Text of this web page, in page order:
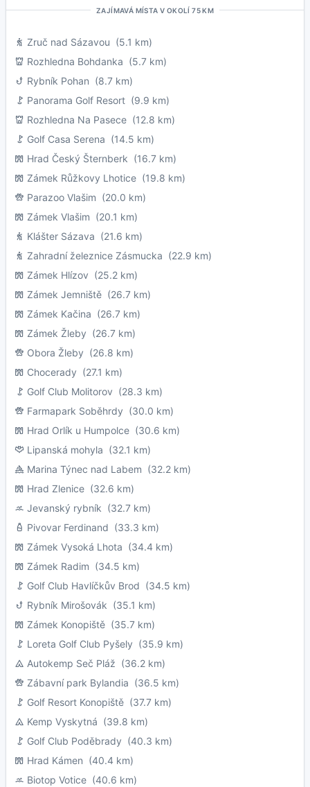
ZAJÍMAVÁ MÍSTA V OKOLÍ 75 KM
Zruč nad Sázavou (5.1 km)
Rozhledna Bohdanka (5.7 km)
Rybník Pohan (8.7 km)
Panorama Golf Resort (9.9 km)
Rozhledna Na Pasece (12.8 km)
Golf Casa Serena (14.5 km)
Hrad Český Šternberk (16.7 km)
Zámek Růžkovy Lhotice (19.8 km)
Parazoo Vlašim (20.0 km)
Zámek Vlašim (20.1 km)
Klášter Sázava (21.6 km)
Zahradní železnice Zásmucka (22.9 km)
Zámek Hlízov (25.2 km)
Zámek Jemniště (26.7 km)
Zámek Kačina (26.7 km)
Zámek Žleby (26.7 km)
Obora Žleby (26.8 km)
Chocerady (27.1 km)
Golf Club Molitorov (28.3 km)
Farmapark Soběhrdy (30.0 km)
Hrad Orlík u Humpolce (30.6 km)
Lipanská mohyla (32.1 km)
Marina Týnec nad Labem (32.2 km)
Hrad Zlenice (32.6 km)
Jevanský rybník (32.7 km)
Pivovar Ferdinand (33.3 km)
Zámek Vysoká Lhota (34.4 km)
Zámek Radim (34.5 km)
Golf Club Havlíčkův Brod (34.5 km)
Rybník Mirošovák (35.1 km)
Zámek Konopiště (35.7 km)
Loreta Golf Club Pyšely (35.9 km)
Autokemp Seč Pláž (36.2 km)
Zábavní park Bylandia (36.5 km)
Golf Resort Konopiště (37.7 km)
Kemp Vyskytná (39.8 km)
Golf Club Poděbrady (40.3 km)
Hrad Kámen (40.4 km)
Biotop Votice (40.6 km)